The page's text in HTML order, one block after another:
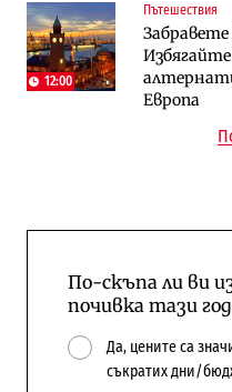
12:00
Пътешествия
Европа
Пазарът
охлажда,
надолу
Интервю |
от
По-скъпа ли ви
почивка тази
Да, цените са
съкратих дни/